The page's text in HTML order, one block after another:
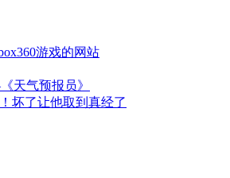
游戏的网站
天气预报员》
坏了让他取到真经了